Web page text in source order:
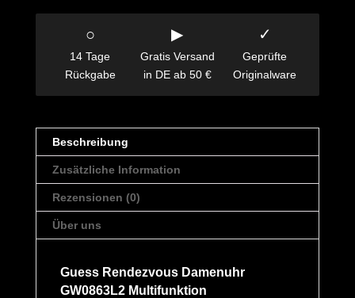
183,85 € 165,47 €.
○
14 Tage
Rückgabe
▶
Gratis Versand
in DE ab 50 €
✓
Geprüfte
Originalware
Beschreibung
Zusätzliche Information
Rezensionen (0)
Über uns
Guess Rendezvous Damenuhr
GW0863L2 Multifunktion